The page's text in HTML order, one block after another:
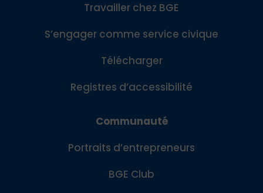
Travailler chez BGE
S’engager comme service civique
Télécharger
Registres d’accessibilité
Communauté
Portraits d’entrepreneurs
BGE Club